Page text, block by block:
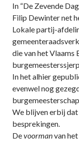
In “De Zevende
Filip Dewinter net
Lokale partij-
die van het
In het alhier
evenwel nog
We blijven erbij dat
besprekingen.
Devoormanvan